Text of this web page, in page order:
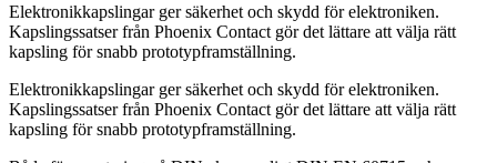
Elektronikkapslingar ger säkerhet och skydd för elektroniken.
Kapslingssatser från Phoenix Contact gör det lättare att välja rätt
kapsling för snabb prototypframställning.
Elektronikkapslingar ger säkerhet och skydd för elektroniken.
Kapslingssatser från Phoenix Contact gör det lättare att välja rätt
kapsling för snabb prototypframställning.